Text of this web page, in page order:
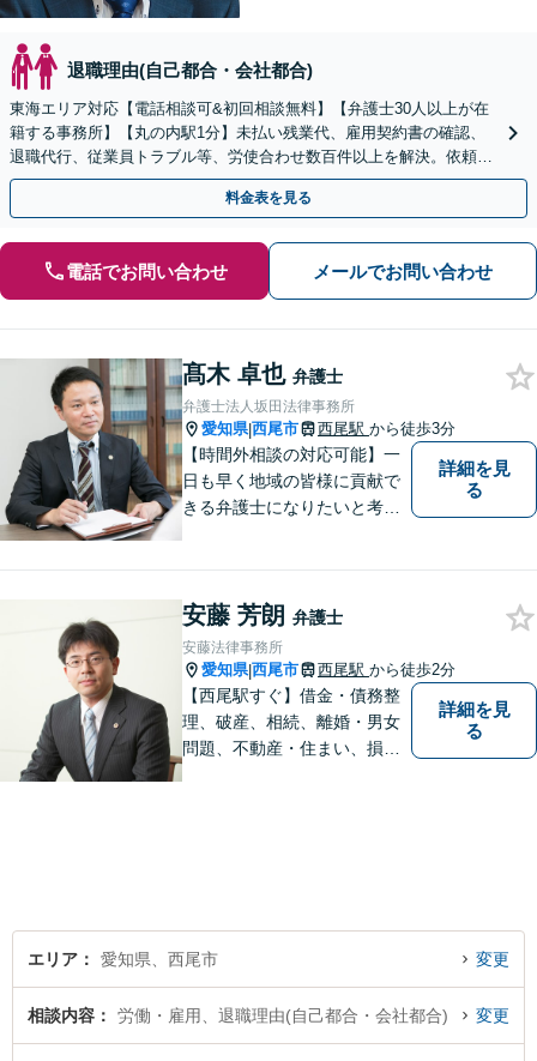
退職理由(自己都合・会社都合)
東海エリア対応【電話相談可&初回相談無料】【弁護士30人以上が在
籍する事務所】【丸の内駅1分】未払い残業代、雇用契約書の確認、
退職代行、従業員トラブル等、労使合わせ数百件以上を解決。依頼者
様の強い味方になります。残業代セミナー講師の経験多数
料金表を見る
電話でお問い合わせ メールでお問い合わせ
髙木 卓也 弁護士
弁護士法人坂田法律事務所
愛知県|西尾市 西尾駅 から徒歩3分
【時間外相談の対応可能】一
日も早く地域の皆様に貢献で
きる弁護士になりたいと考え
ださい
詳細を見
る
安藤 芳朗 弁護士
安藤法律事務所
愛知県|西尾市 西尾駅 から徒歩2分
【西尾駅すぐ】借金・債務整
理、破産、相続、離婚・男女
問題、不動産・住まい、損害
詳細を見
る
エリア 愛知県、西尾市 変更
相談内容 労働・雇用、退職理由(自己都合・会社都合) 変更